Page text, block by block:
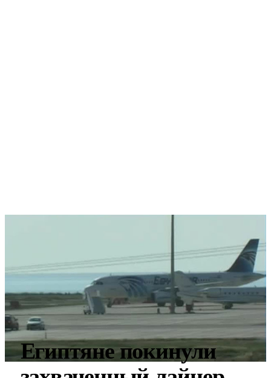
Египтяне покинули